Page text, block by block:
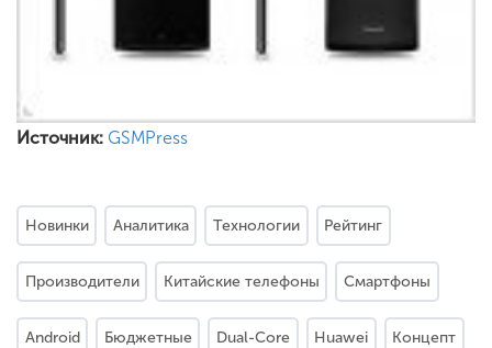
Источник: GSMPress
Новинки Аналитика Технологии Рейтинг
Производители Китайские телефоны Смартфоны
Android Бюджетные Dual-Core Huawei Концепт